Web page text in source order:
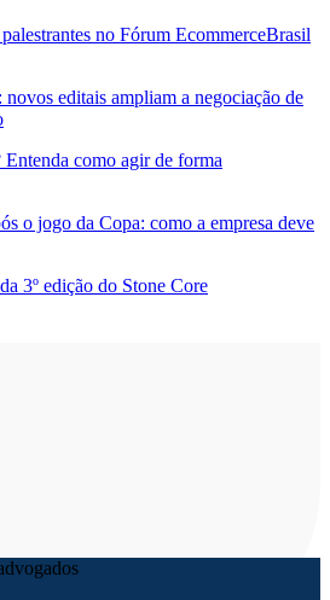
no Fórum EcommerceBrasil
editais ampliam a negociação de
como agir de forma
o jogo da Copa: como a empresa deve
3º edição do Stone Core